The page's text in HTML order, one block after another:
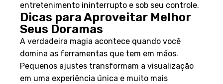
entretenimento ininterrupto e sob seu controle.
Dicas para Aproveitar Melhor
Seus Doramas
A verdadeira magia acontece quando você
domina as ferramentas que tem em mãos.
Pequenos ajustes transformam a visualização
em uma experiência única e muito mais